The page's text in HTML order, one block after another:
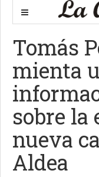
Tomás
mienta
sobre la
nueva
Aldea